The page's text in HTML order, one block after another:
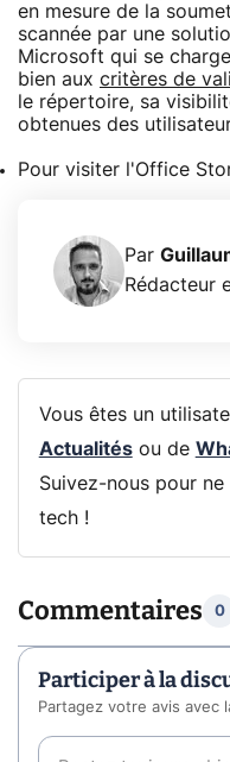
en mesure de la
scannée par une
Microsoft qui se
bien aux critères de
le répertoire, sa
obtenues des
Pour visiter l'Office
Par
Rédacteur
Vous êtes un
Actualitésou de
Suivez-nous pour
tech !
Commentaires 0
Participer à la
Partagez votre avis avec